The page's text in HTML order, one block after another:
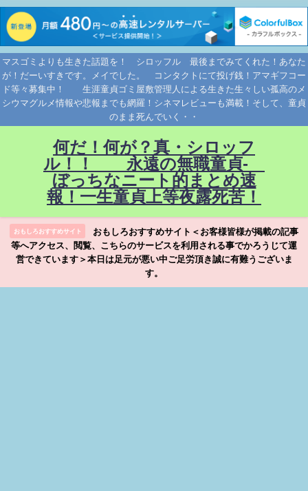
マスゴミよりも生きた話題を！ シロッフル 最後までみてくれた！あなた
が！だーいすきです。メイでした。 コンタクトにて投げ銭！アマギフコー
ド等々募集中！ 生涯童貞ゴミ屋敷管理人による生きた生々しい孤高のメ
シウマグルメ情報や悲報までも網羅！シネマレビューも満載！そして、童貞
のまま死んでいく・・
何だ！何が？真・シロッフ
ル！！ 永遠の無職童貞-
ぼっちなニート的まとめ速
報！一生童貞上等夜露死苦！
おもしろおすすめサイト
おもしろおすすめサイト＜お客様皆様が掲載の記事
等へアクセス、閲覧、こちらのサービスを利用される事でかろうじて運
営できています＞本日は足元が悪い中ご足労頂き誠に有難うございま
す。